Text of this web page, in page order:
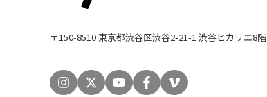
〒150-8510 東京都渋谷区渋谷2-21-1 渋谷ヒカリエ8階